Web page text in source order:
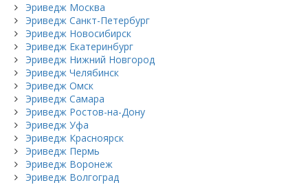
Эриведж Москва
Эриведж Санкт-Петербург
Эриведж Новосибирск
Эриведж Екатеринбург
Эриведж Нижний Новгород
Эриведж Челябинск
Эриведж Омск
Эриведж Самара
Эриведж Ростов-на-Дону
Эриведж Уфа
Эриведж Красноярск
Эриведж Пермь
Эриведж Воронеж
Эриведж Волгоград